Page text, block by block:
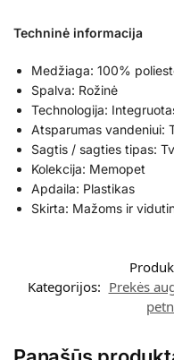
Techninė informacija
Medžiaga: 100%
Spalva: Rožinė
Technologija:
Atsparumas vandeniui:
Sagtis / sagties tipas:
Kolekcija: Memopet
Apdaila: Plastikas
Skirta: Mažoms ir
Kategorijos: Prekės